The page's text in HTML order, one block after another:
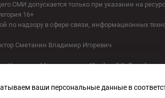
СМИ допускается только при указании на
16+
по надзору в сфере связи, информационных
Сметанин Владимир Игоревич
Киров, ул. Московская, д. 40, офис 2/1. Телефон
ваши персональные данные в